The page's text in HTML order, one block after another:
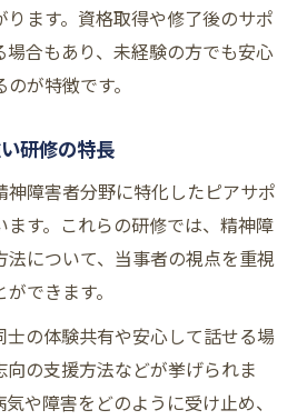
ます。資格取得や修了後のサポ
場合もあり、未経験の方でも安心
が特徴です。
研修の特長
神障害者分野に特化したピアサポ
ます。これらの研修では、精神障
について、当事者の視点を重視
できます。
士の体験共有や安心して話せる場
の支援方法などが挙げられま
や障害をどのように受け止め、